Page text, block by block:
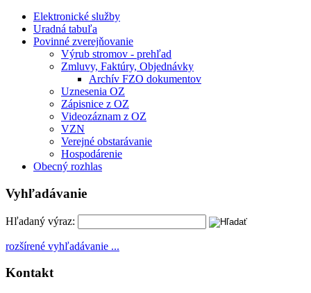
Elektronické služby
Uradná tabuľa
Povinné zverejňovanie
Výrub stromov - prehľad
Zmluvy, Faktúry, Objednávky
Archív FZO dokumentov
Uznesenia OZ
Zápisnice z OZ
Videozáznam z OZ
VZN
Verejné obstarávanie
Hospodárenie
Obecný rozhlas
Vyhľadávanie
Hľadaný výraz:
rozšírené vyhľadávanie ...
Kontakt